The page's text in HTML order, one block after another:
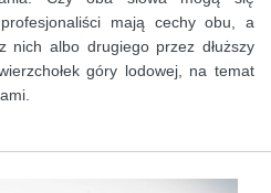
mają cechy obu, a
albo drugiego przez dłuższy
góry lodowej, na temat